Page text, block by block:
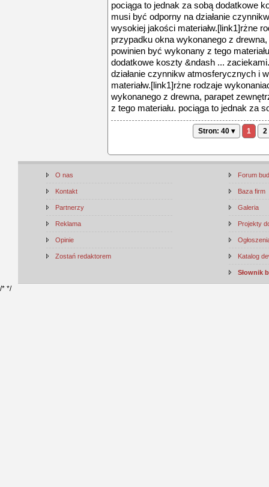
pociąga to jednak za sobą dodatkowe
musi być odporny na działanie
wysokiej jakości materiałw.[link1]rżne
przypadku okna wykonanego z
powinien być wykonany z tego
dodatkowe koszty &ndash ...
działanie czynnikw atmosferycznych i
materiałw.[link1]rżne rodzaje
wykonanego z drewna, parapet
z tego materiału. pociąga to jednak za
Stron: 40 ▾ 1 2
O nas
Kontakt
Partnerzy
Reklama
Opinie
Zostań redaktorem
Forum
Baza firm
Galeria
Projekty
Katalog
Słownik
/* */